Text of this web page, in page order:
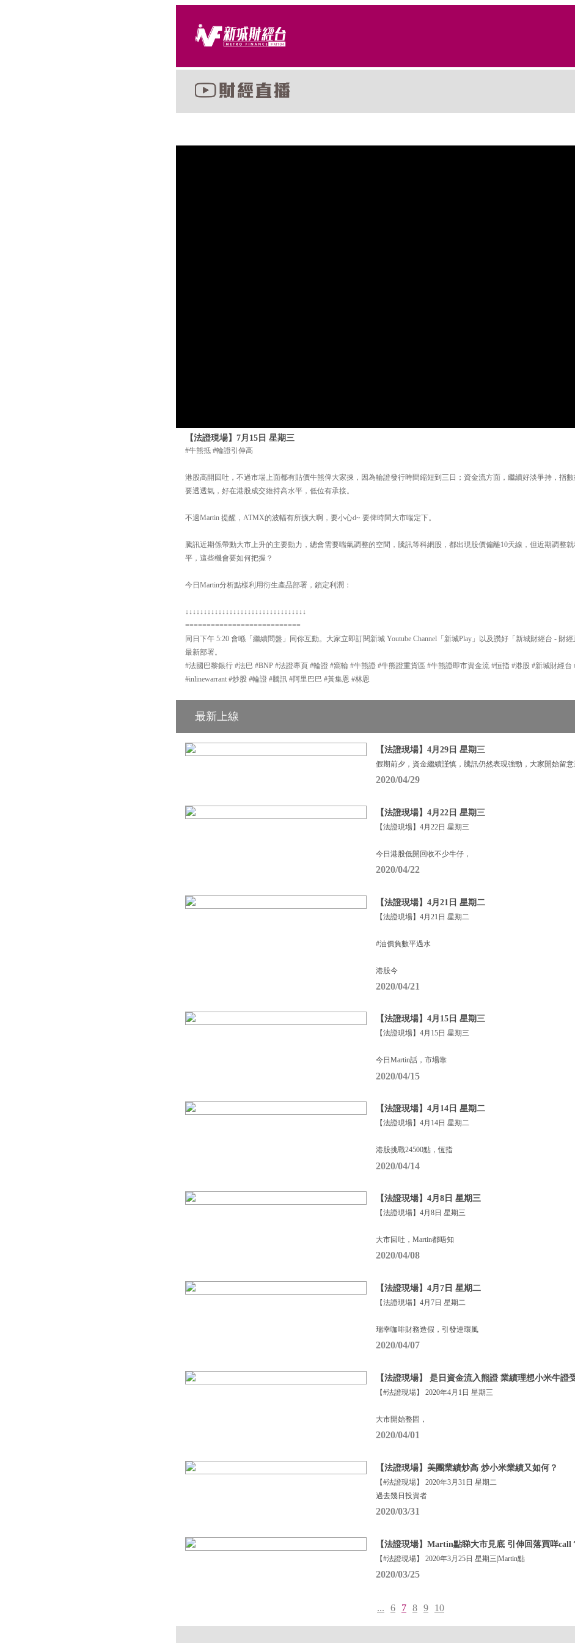
【法證現場】7月15日 星期三
#牛熊抵 #輪證引伸高
港股高開回吐，不過市場上面都有貼價牛熊俾大家揀，因為輪證發行時間縮短到三日；資金流方面，繼續好淡爭持，指
要透透氣，好在港股成交維持高水平，低位有承接。
不過Martin 提醒，ATMX的波幅有所擴大啊，要小心d~ 要俾時間大市喘定下。
騰訊近期係帶動大市上升的主要動力，總會需要喘氣調整的空間，騰訊等科網股，都出現股價偏離10天線，但近期調整
平，這些機會要如何把握？
今日Martin分析點樣利用衍生產品部署，鎖定利潤：
↓↓↓↓↓↓↓↓↓↓↓↓↓↓↓↓↓↓↓↓↓↓↓↓↓↓↓↓↓↓↓↓↓
===========================
同日下午 5:20 會喺「繼續問盤」同你互動。大家立即訂閱新城 Youtube Channel「新城Play」以及讚好「新城財經台 - 財
最新部署。
#法國巴黎銀行 #法巴 #BNP #法證專頁 #輪證 #窩輪 #牛熊證 #牛熊證重貨區 #牛熊證即市資金流 #恒指 #港股 #新城財經台
#inlinewarrant #炒股 #輪證 #騰訊 #阿里巴巴 #黃集恩 #林恩
最新上線
【法證現場】4月29日 星期三
假期前夕，資金繼續謹慎，騰訊仍然表現強勁，大家開始留意
2020/04/29
【法證現場】4月22日 星期三
【法證現場】4月22日 星期三
今日港股低開回收不少牛仔，
2020/04/22
【法證現場】4月21日 星期二
【法證現場】4月21日 星期二
#油價負數平過水
港股今
2020/04/21
【法證現場】4月15日 星期三
【法證現場】4月15日 星期三
今日Martin話，市場靠
2020/04/15
【法證現場】4月14日 星期二
【法證現場】4月14日 星期二
港股挑戰24500點，恆指
2020/04/14
【法證現場】4月8日 星期三
【法證現場】4月8日 星期三
大市回吐，Martin都唔知
2020/04/08
【法證現場】4月7日 星期二
【法證現場】4月7日 星期二
瑞幸咖啡財務造假，引發連環風
2020/04/07
【法證現場】 是日資金流入熊證 業績理想小米牛證
【#法證現場】 2020年4月1日 星期三
大市開始整固，
2020/04/01
【法證現場】美團業績炒高 炒小米業績又如何？
【#法證現場】 2020年3月31日 星期二
過去幾日投資者
2020/03/31
【法證現場】Martin點睇大市見底 引伸回落買咩call
【#法證現場】 2020年3月25日 星期三|Martin點
2020/03/25
... 6 7 8 9 10